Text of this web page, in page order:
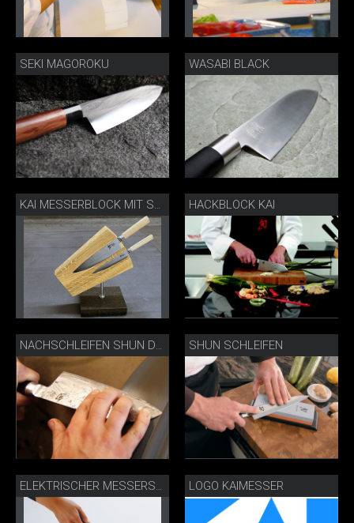
SEKI MAGOROKU WASABI BLACK
KAI MESSERBLOCK MIT SHUN WHITE MESSERN HACKBLOCK KAI
NACHSCHLEIFEN SHUN DAMASTSTAHLMESSER SHUN SCHLEIFEN
ELEKTRISCHER MESSERSCHÄRFER IM GEBRAUCH AP-0118 LOGO KAIMESSER